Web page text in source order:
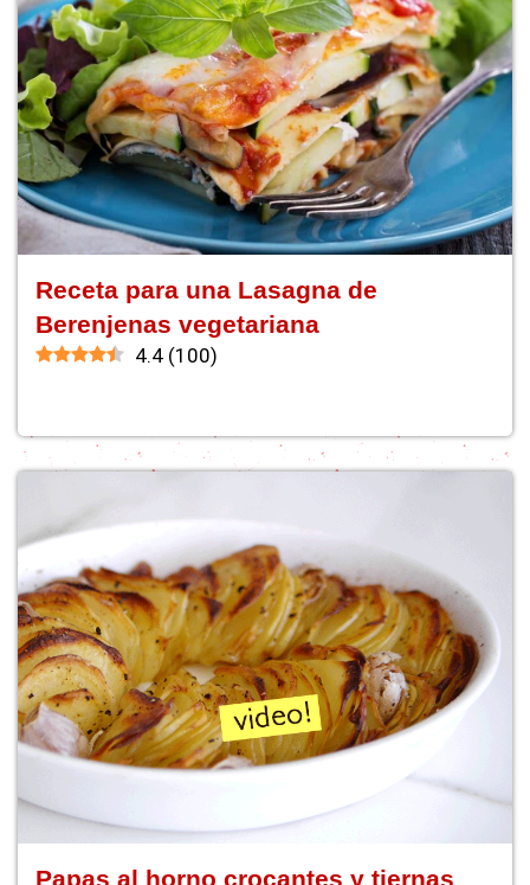
Receta para una Lasagna de
Berenjenas vegetariana
4.4 (100)
Papas al horno crocantes y tiernas